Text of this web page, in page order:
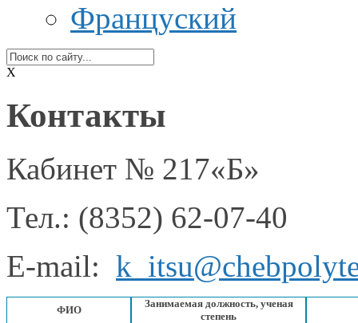
Француский
X
Контакты
Кабинет № 217«Б»
Тел.: (8352) 62-07-40
E-mail:
ФИО
Занимаемая должность, ученая
степень